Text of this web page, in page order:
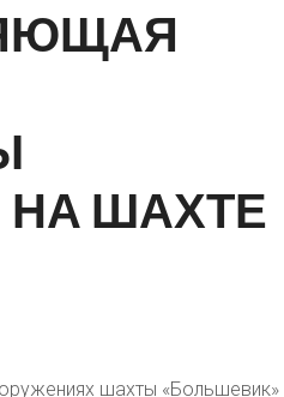
НАШАХТЕ
шахты «Большевик»